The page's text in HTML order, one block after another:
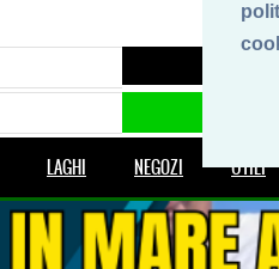
LAGHI NEGOZI UTILI